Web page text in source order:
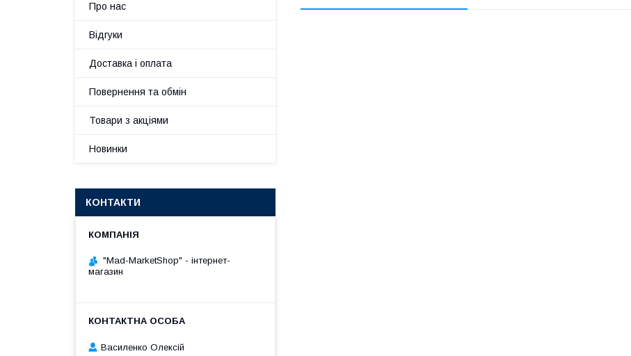
Про нас
Відгуки
Доставка і оплата
Повернення та обмін
Товари з акціями
Новинки
КОНТАКТИ
"Mad-MarketShop" - інтернет-
магазин
Василенко Олексій